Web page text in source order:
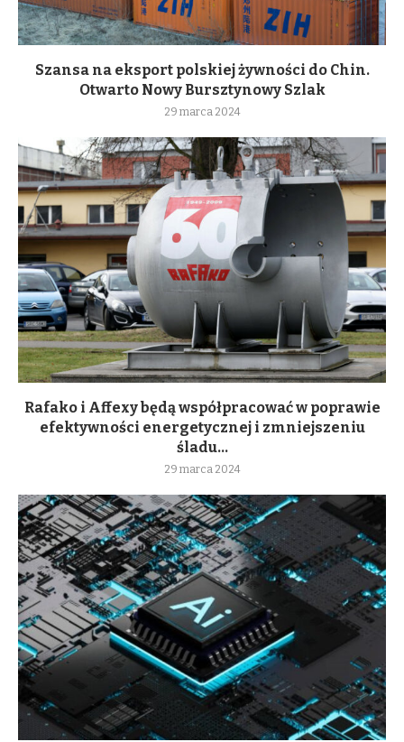
Szansa na eksport polskiej żywności do Chin.
Otwarto Nowy Bursztynowy Szlak
29 marca 2024
Rafako i Affexy będą współpracować w poprawie
efektywności energetycznej i zmniejszeniu
śladu...
29 marca 2024